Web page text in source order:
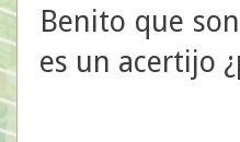
Benito que
es un acertijo